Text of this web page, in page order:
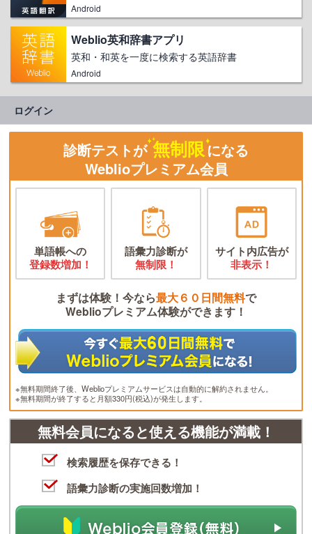
Android
Weblio英和辞書アプリ
英和・和英を一度に検索する英語辞書
Android
ログイン
診断テストが 無制限になる
Weblioプレミアム会員
単語帳への
登録数増加！
語彙力診断が
無制限！
サイト内広告が
非表示！
まずは体験！今なら最大６０日間無料で
Weblioプレミアム体験ができます！
※無料期間終了後、Weblioプレミアムサービスは自動的に解約されません。
※無料期間が終了すると月額330円(税込)が発生します。
無料会員になると使える機能が満載！
検索履歴を保存できる！
語彙力診断の実施回数増加！